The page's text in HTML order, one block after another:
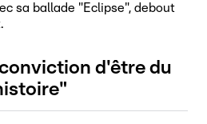
sa ballade "Eclipse", debout
d'être du